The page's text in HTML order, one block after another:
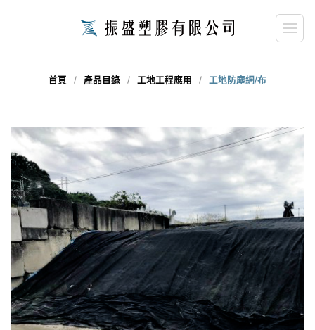
search
搜尋
首頁 產品目錄 工地工程應用 工地防塵網/布